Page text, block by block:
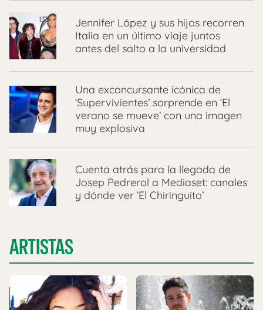
Jennifer López y sus hijos recorren
Italia en un último viaje juntos
antes del salto a la universidad
Una exconcursante icónica de
‘Supervivientes’ sorprende en ‘El
verano se mueve’ con una imagen
muy explosiva
Cuenta atrás para la llegada de
Josep Pedrerol a Mediaset: canales
y dónde ver ‘El Chiringuito’
ARTISTAS